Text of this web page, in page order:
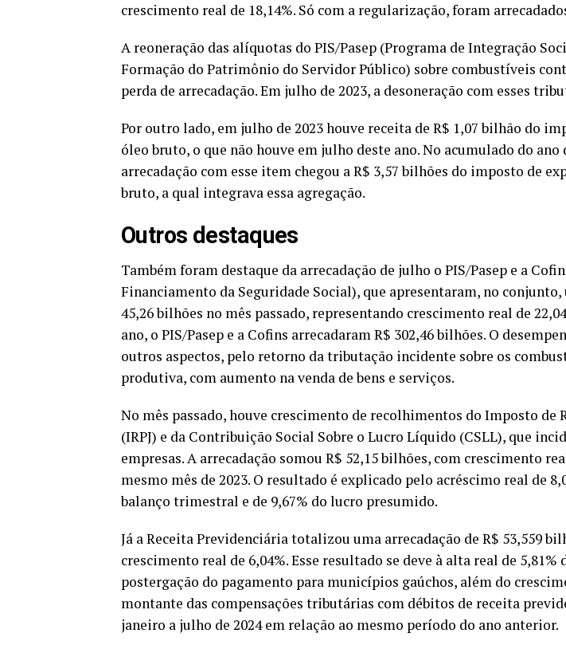
crescimento real de 18,14%. Só com a regularização, foram
A reoneração das alíquotas do PIS/Pasep (Programa de Integração
Formação do Patrimônio do Servidor Público) sobre combustíveis
perda de arrecadação. Em julho de 2023, a desoneração com esses
Por outro lado, em julho de 2023 houve receita de R$ 1,07 bilhão do
óleo bruto, o que não houve em julho deste ano. No acumulado do ano
arrecadação com esse item chegou a R$ 3,57 bilhões do imposto de
bruto, a qual integrava essa agregação.
Outros destaques
Também foram destaque da arrecadação de julho o PIS/Pasep e a
Financiamento da Seguridade Social), que apresentaram, no conjunto,
45,26 bilhões no mês passado, representando crescimento real de
ano, o PIS/Pasep e a Cofins arrecadaram R$ 302,46 bilhões. O
outros aspectos, pelo retorno da tributação incidente sobre os
produtiva, com aumento na venda de bens e serviços.
No mês passado, houve crescimento de recolhimentos do Imposto de
(IRPJ) e da Contribuição Social Sobre o Lucro Líquido (CSLL), que
empresas. A arrecadação somou R$ 52,15 bilhões, com crescimento
mesmo mês de 2023. O resultado é explicado pelo acréscimo real de
balanço trimestral e de 9,67% do lucro presumido.
Já a Receita Previdenciária totalizou uma arrecadação de R$ 53,559
crescimento real de 6,04%. Esse resultado se deve à alta real de 5,81%
postergação do pagamento para municípios gaúchos, além do
montante das compensações tributárias com débitos de receita
janeiro a julho de 2024 em relação ao mesmo período do ano anterior.